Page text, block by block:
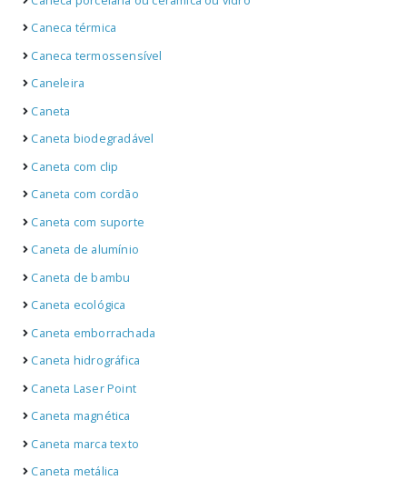
Caneca térmica
Caneca termossensível
Caneleira
Caneta
Caneta biodegradável
Caneta com clip
Caneta com cordão
Caneta com suporte
Caneta de alumínio
Caneta de bambu
Caneta ecológica
Caneta emborrachada
Caneta hidrográfica
Caneta Laser Point
Caneta magnética
Caneta marca texto
Caneta metálica